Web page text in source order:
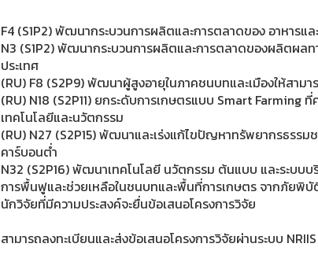
F4 (S1P2) พัฒนากระบวนการผลิตและการตลาดของ อาหาร
N3 (S1P2) พัฒนากระบวนการผลิตและการตลาดของผลิตผล
ประเทศ
(RU) F8 (S2P9) พัฒนาผู้สูงอายุในภาคชนบทและเมืองให้สาม
(RU) N18 (S2P11) ยกระดับการเกษตรแบบ Smart
เทคโนโลยีและนวัตกรรม
(RU) N27 (S2P15) พัฒนาและเร่งแก้ไขปัญหาทรัพยากรธรร
คาร์บอนต่ำ
N32 (S2P16) พัฒนาเทคโนโลยี นวัตกรรม ต้นแบบ และระบบ
การพื้นฟูและช่วยเหลือในชนบทและพื้นที่การเกษตร จากภัยพิ
นักวิจัยที่มีความประสงค์จะยื่นข้อเสนอโครงการวิจัย
สามารถลงทะเบียนและส่งข้อเสนอโครงการวิจัยผ่านระบบ